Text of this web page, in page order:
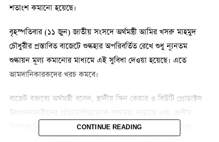
শতাংশ কমানো হয়েছে।
বৃহস্পতিবার (১১ জুন) জাতীয় সংসদে অর্থমন্ত্রী আমির খসরু মাহমুদ
চৌধুরীর প্রস্তাবিত বাজেটে শুল্কহার অপরিবর্তিত রেখে শুধু ন্যূনতম
শুল্কায়ন মূল্য কমানোর মাধ্যমে এই সুবিধা দেওয়া হয়েছে। এতে
আমদানিকারকদের খরচ কমবে।
বাজেট বক্তব্যে অর্থমন্ত্রী বলেন, স্থানীয় স্কিন কেয়ার ও বিউটি প্রোডাক্টস
শিল্পের বিকাশে কাঁচামাল আমদানির ব্যয় কমানোর উদ্যোগ নেয়া
CONTINUE READING